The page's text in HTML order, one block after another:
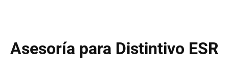
Asesoría para Distintivo ESR